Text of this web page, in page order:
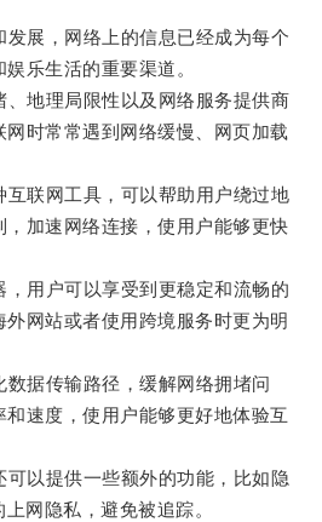
展，网络上的信息已经成为每个
乐生活的重要渠道。
地理局限性以及网络服务提供商
时常常遇到网络缓慢、网页加载
联网工具，可以帮助用户绕过地
加速网络连接，使用户能够更快
用户可以享受到更稳定和流畅的
网站或者使用跨境服务时更为明
据传输路径，缓解网络拥堵问
速度，使用户能够更好地体验互
以提供一些额外的功能，比如隐
网隐私，避免被追踪。